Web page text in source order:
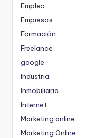
Empleo
Empresas
Formación
Freelance
google
Industria
Inmobiliaria
Internet
Marketing online
Marketing Online